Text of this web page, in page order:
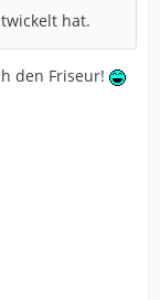
hat.
den Friseur!